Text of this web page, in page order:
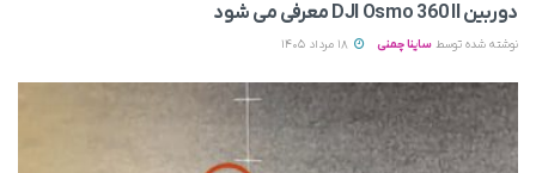
دوربین DJI Osmo 360 II معرفی می‌ شود
نوشته شده توسط ساینا چمنی